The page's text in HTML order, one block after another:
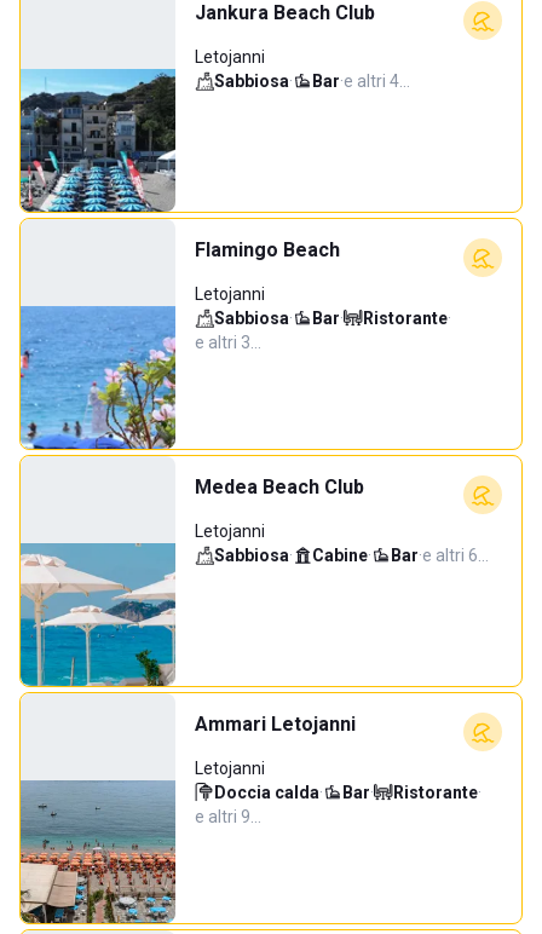
Jankura Beach Club
Letojanni
Sabbiosa· Bar·e altri 4…
Flamingo Beach
Letojanni
Sabbiosa· Bar· Ristorante·
e altri 3…
Medea Beach Club
Letojanni
Sabbiosa· Cabine· Bar·e altri 6…
Ammari Letojanni
Letojanni
Doccia calda· Bar· Ristorante·
e altri 9…